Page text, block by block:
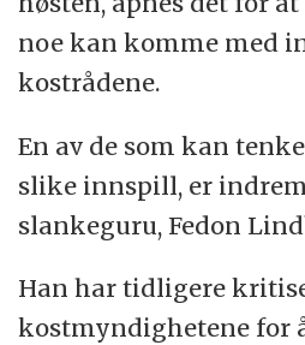
noe kan komme med
kostrådene.
En av de som kan
slike innspill, er
slankeguru, Fedon
Han har tidligere
kostmyndighetene for